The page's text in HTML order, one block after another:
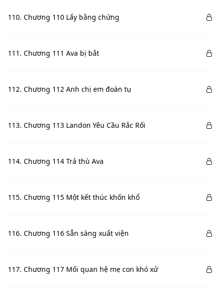
110. Chương 110 Lấy bằng chứng
111. Chương 111 Ava bị bắt
112. Chương 112 Anh chị em đoàn tụ
113. Chương 113 Landon Yêu Cầu Rắc Rối
114. Chương 114 Trả thù Ava
115. Chương 115 Một kết thúc khốn khổ
116. Chương 116 Sẵn sàng xuất viện
117. Chương 117 Mối quan hệ mẹ con khó xử